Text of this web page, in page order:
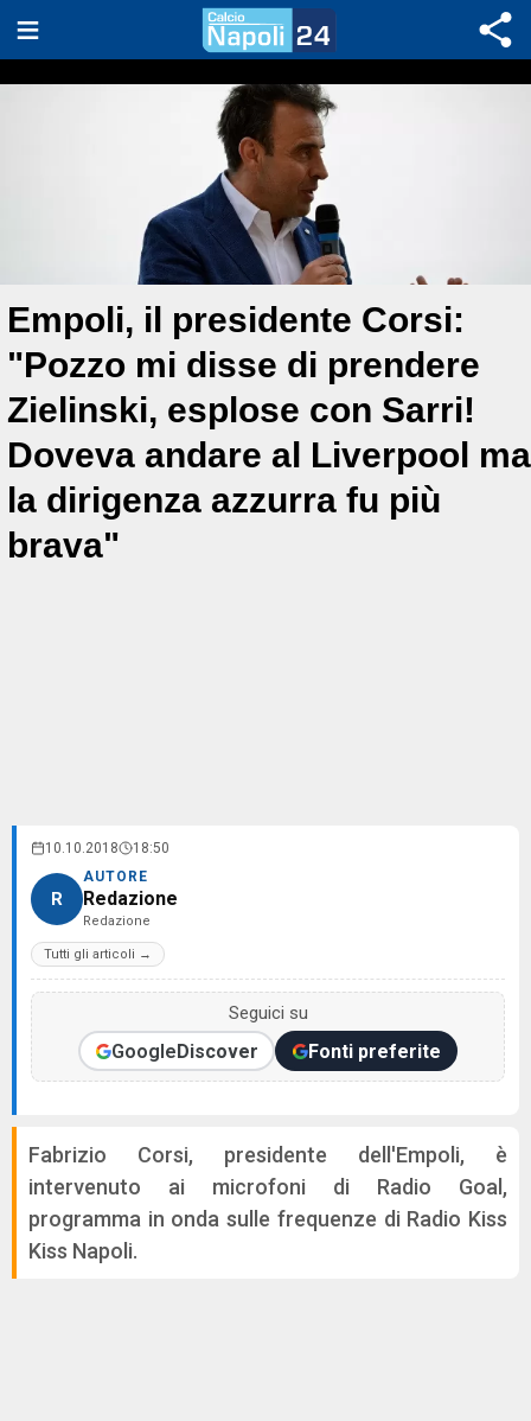
Empoli, il presidente Corsi:
"Pozzo mi disse di prendere
Zielinski, esplose con Sarri!
Doveva andare al Liverpool ma
la dirigenza azzurra fu più
brava"
10.10.2018 18:50
R
AUTORE
Redazione
Redazione
Tutti gli articoli →
Seguici su
GoogleDiscover Fonti preferite
Fabrizio Corsi, presidente dell'Empoli, è
intervenuto ai microfoni di Radio Goal,
programma in onda sulle frequenze di Radio Kiss
Kiss Napoli.